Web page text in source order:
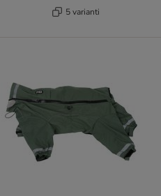
5 varianti